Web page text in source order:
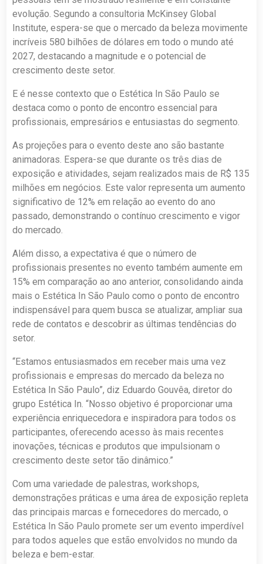
evolução. Segundo a consultoria McKinsey Global
Institute, espera-se que o mercado da beleza movimente
incríveis 580 bilhões de dólares em todo o mundo até
2027, destacando a magnitude e o potencial de
crescimento deste setor.
E é nesse contexto que o Estética In São Paulo se
destaca como o ponto de encontro essencial para
profissionais, empresários e entusiastas do segmento.
As projeções para o evento deste ano são bastante
animadoras. Espera-se que durante os três dias de
exposição e atividades, sejam realizados mais de R$ 135
milhões em negócios. Este valor representa um aumento
significativo de 12% em relação ao evento do ano
passado, demonstrando o contínuo crescimento e vigor
do mercado.
Além disso, a expectativa é que o número de
profissionais presentes no evento também aumente em
15% em comparação ao ano anterior, consolidando ainda
mais o Estética In São Paulo como o ponto de encontro
indispensável para quem busca se atualizar, ampliar sua
rede de contatos e descobrir as últimas tendências do
setor.
“Estamos entusiasmados em receber mais uma vez
profissionais e empresas do mercado da beleza no
Estética In São Paulo”, diz Eduardo Gouvêa, diretor do
grupo Estética In. “Nosso objetivo é proporcionar uma
experiência enriquecedora e inspiradora para todos os
participantes, oferecendo acesso às mais recentes
inovações, técnicas e produtos que impulsionam o
crescimento deste setor tão dinâmico.”
Com uma variedade de palestras, workshops,
demonstrações práticas e uma área de exposição repleta
das principais marcas e fornecedores do mercado, o
Estética In São Paulo promete ser um evento imperdível
para todos aqueles que estão envolvidos no mundo da
beleza e bem-estar.